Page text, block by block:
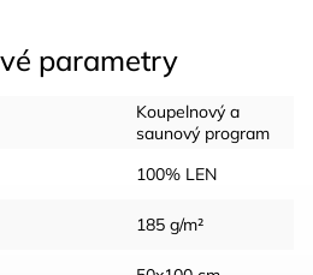
parametry
Koupelnový a
saunový program
100% LEN
185 g/m²